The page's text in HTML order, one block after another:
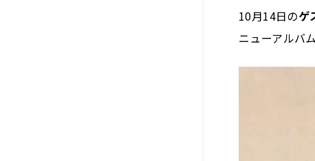
10月14日のゲ
ニューアルバ